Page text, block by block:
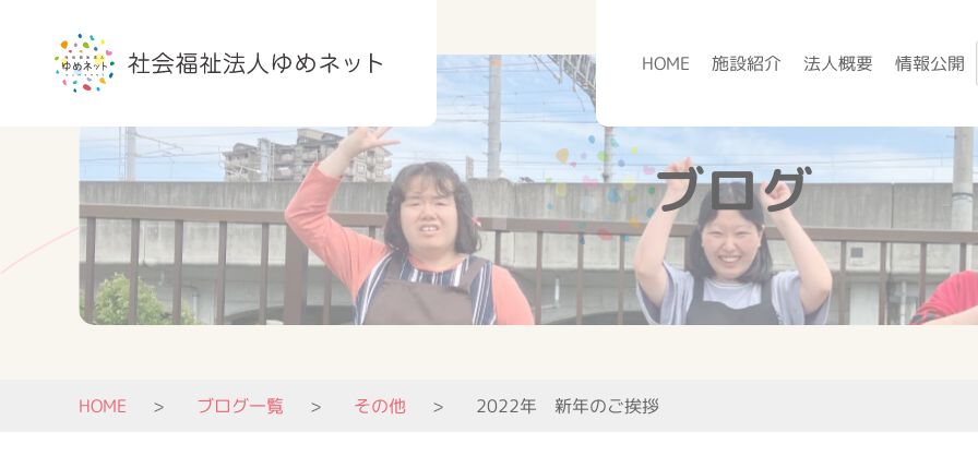
HOME 施設紹介 法人概要 情報公開
ブログ
HOME ブログ一覧 その他 2022年 新年のご挨拶